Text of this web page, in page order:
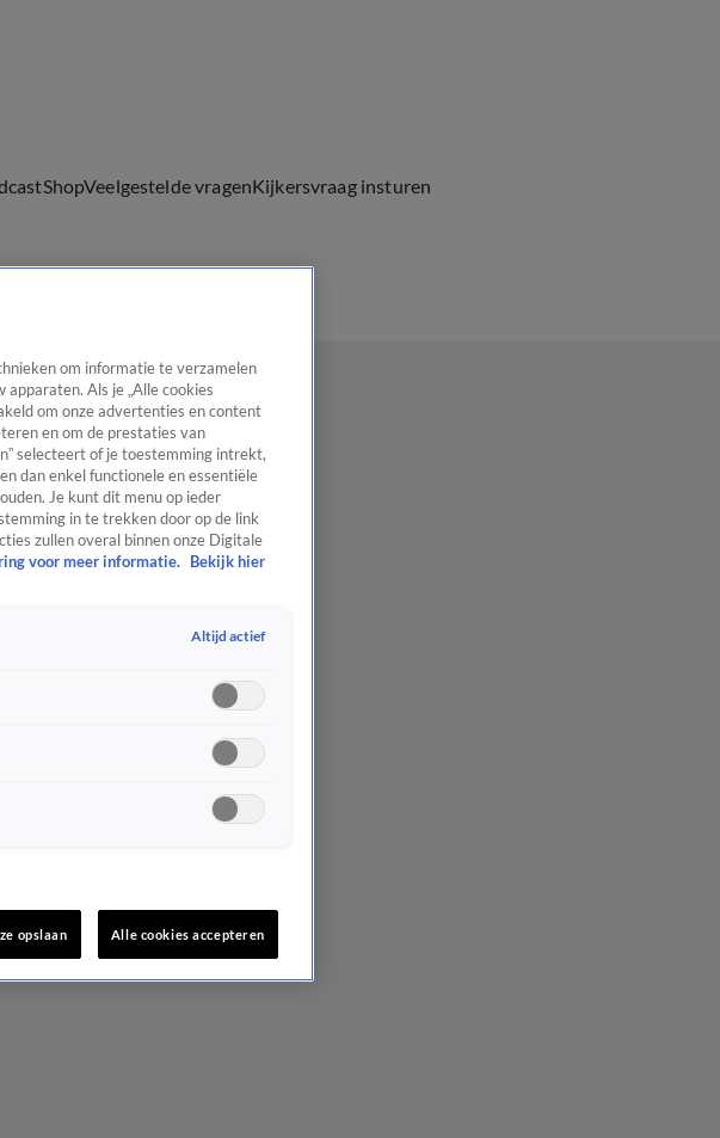
ShopVeelgestelde vragenKijkersvraag insturen
om informatie te verzamelen
Als je „Alle cookies
om onze advertenties en content
en om de prestaties van
selecteert of je toestemming intrekt,
dan enkel functionele en essentiële
Je kunt dit menu op ieder
in te trekken door op de link
zullen overal binnen onze Digitale
voor meer informatie. Bekijk hier
Altijd actief
opslaan Alle cookies accepteren